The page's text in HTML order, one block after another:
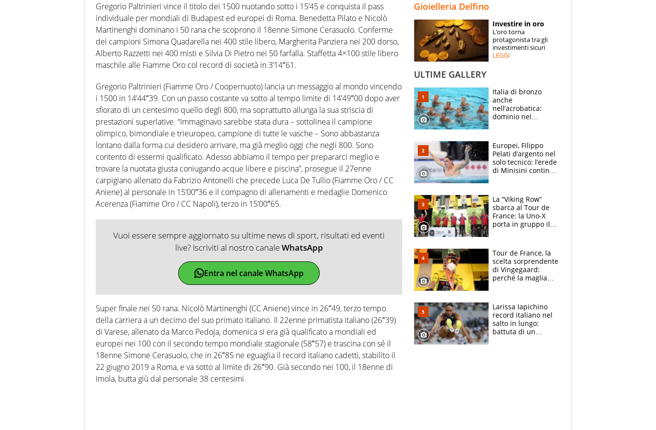
SPECIALI
ESPERTI
Gregorio Paltrinieri vince il titolo dei 1500 nuotando sotto i 15’45 e conquista il pass
individuale per mondiali di Budapest ed europei di Roma. Benedetta Pilato e Nicolò
Martinenghi dominano i 50 rana che scoprono il 18enne Simone Cerasuolo. Conferme
dei campioni Simona Quadarella nei 400 stile libero, Margherita Panziera nei 200 dorso,
Alberto Razzetti nei 400 misti e Silvia Di Pietro nei 50 farfalla. Staffetta 4×100 stile libero
maschile alle Fiamme Oro col record di società in 3’14″61.
Gregorio Paltrinieri (Fiamme Oro / Coopernuoto) lancia un messaggio al mondo vincendo
i 1500 in 14’44″39. Con un passo costante va sotto al tempo limite di 14’49″00 dopo aver
sfiorato di un centesimo quello degli 800, ma soprattutto allunga la sua striscia di
prestazioni superlative. “Immaginavo sarebbe stata dura – sottolinea il campione
olimpico, bimondiale e trieuropeo, campione di tutte le vasche – Sono abbastanza
lontano dalla forma cui desidero arrivare, ma già meglio oggi che negli 800. Sono
contento di essermi qualificato. Adesso abbiamo il tempo per prepararci meglio e
trovare la nuotata giusta coniugando acque libere e piscina”, prosegue il 27enne
carpigiano allenato da Fabrizio Antonelli che precede Luca De Tullio (Fiamme Oro / CC
Aniene) al personale in 15’00″36 e il compagno di allenamenti e medaglie Domenico
Acerenza (Fiamme Oro / CC Napoli), terzo in 15’00″65.
Vuoi essere sempre aggiornato su ultime news di sport, risultati ed eventi
live? Iscriviti al nostro canaleWhatsApp
Entra nel canale WhatsApp
Super finale nei 50 rana. Nicolò Martinenghi (CC Aniene) vince in 26″49, terzo tempo
della carriera a un decimo del suo primato italiano. Il 22enne primatista italiano (26″39)
di Varese, allenato da Marco Pedoja, domenica si era già qualificato a mondiali ed
europei nei 100 con il secondo tempo mondiale stagionale (58″57) e trascina con sé il
18enne Simone Cerasuolo, che in 26″85 ne eguaglia il record italiano cadetti, stabilito il
22 giugno 2019 a Roma, e va sotto al limite di 26″90. Già secondo nei 100, il 18enne di
Imola, butta giù dal personale 38 centesimi.
Gioielleria Delfino
Investire in oro
L’oro torna
protagonista tra gli
investimenti sicuri
LEGGI
ULTIME GALLERY
Italia di bronzo
anche
nell’acrobatica:
dominio nel
e compagni
continuare
Europei, Filippo
Pelati d’argento nel
solo tecnico: l’erede
di Minisini continua
mirino
La “Viking Row”
sbarca al Tour de
France: la Uno-X
porta in gruppo il
compagni
Tour de France, la
scelta sorprendente
di Vingegaard:
perché la maglia
rischio da evitare
Larissa Iapichino
record italiano nel
salto in lungo:
battuta di un